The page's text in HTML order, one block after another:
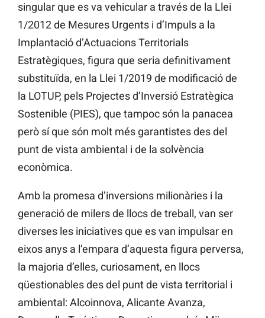
singular que es va vehicular a través de la Llei
1/2012 de Mesures Urgents i d’Impuls a la
Implantació d’Actuacions Territorials
Estratègiques, figura que seria definitivament
substituïda, en la Llei 1/2019 de modificació de
la LOTUP, pels Projectes d’Inversió Estratègica
Sostenible (PIES), que tampoc són la panacea
però sí que són molt més garantistes des del
punt de vista ambiental i de la solvència
econòmica.
Amb la promesa d’inversions milionàries i la
generació de milers de llocs de treball, van ser
diverses les iniciatives que es van impulsar en
eixos anys a l’empara d’aquesta figura perversa,
la majoria d’elles, curiosament, en llocs
qüestionables des del punt de vista territorial i
ambiental: Alcoinnova, Alicante Avanza,